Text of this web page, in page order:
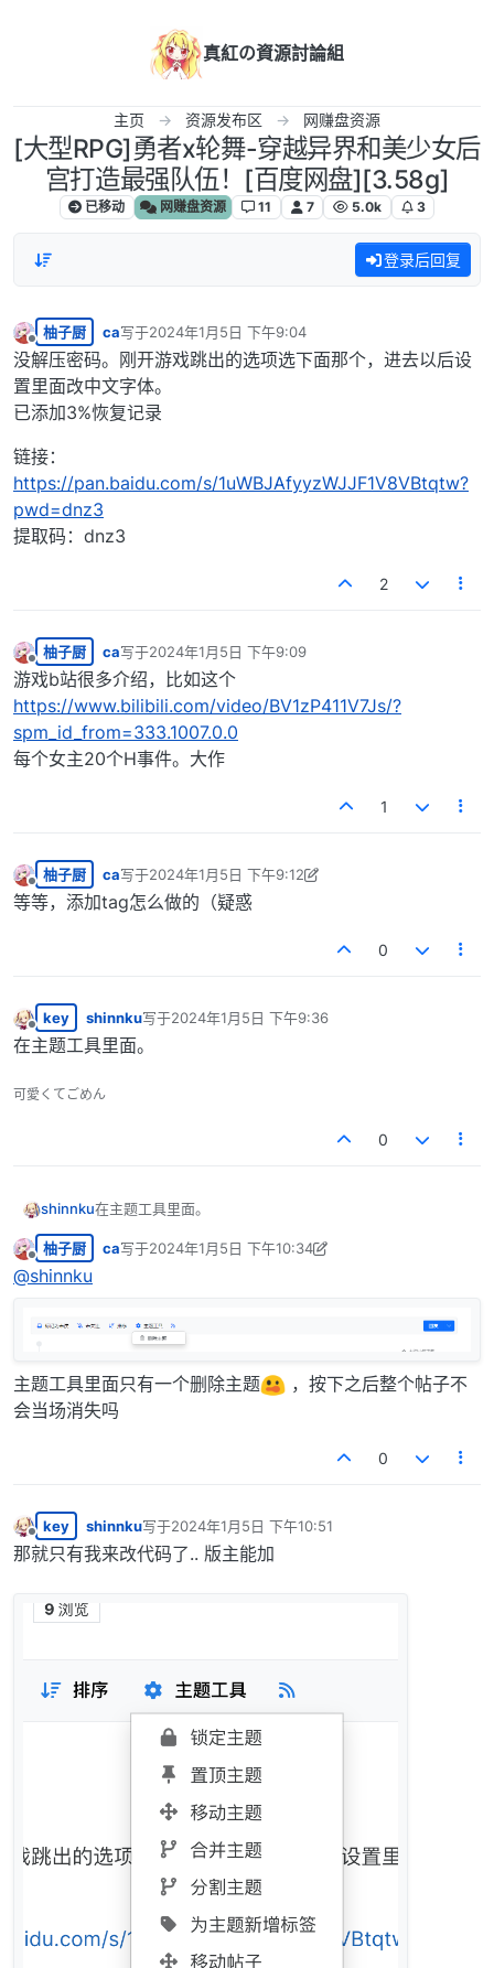
真紅の資源討論組
主页 资源发布区 网赚盘资源
[大型RPG]勇者x轮舞-穿越异界和美少女后
宫打造最强队伍！[百度网盘][3.58g]
已移动 网赚盘资源 11 7 5.0k 3
登录后回复
离线
柚子厨 ca写于2024年1月5日 下午9:04
最后由 编辑
没解压密码。刚开游戏跳出的选项选下面那个，进去以后设
置里面改中文字体。
已添加3%恢复记录
链接：
https://pan.baidu.com/s/1uWBJAfyyzWJJF1V8VBtqtw?
pwd=dnz3
提取码：dnz3
2
离线
柚子厨 ca写于2024年1月5日 下午9:09
最后由 编辑
游戏b站很多介绍，比如这个
https://www.bilibili.com/video/BV1zP411V7Js/?
spm_id_from=333.1007.0.0
每个女主20个H事件。大作
1
离线
柚子厨 ca写于2024年1月5日 下午9:12
最后由 ca 编辑2024年1月5日 下午3:14
等等，添加tag怎么做的（疑惑
0
离线
key shinnku写于2024年1月5日 下午9:36
最后由 编辑
在主题工具里面。
可愛くてごめん
0
shinnku在主题工具里面。
离线
柚子厨 ca写于2024年1月5日 下午10:34
最后由 ca 编辑2024年1月5日 下午4:42
@shinnku
主题工具里面只有一个删除主题
，按下之后整个帖子不
会当场消失吗
0
离线
key shinnku写于2024年1月5日 下午10:51
最后由 编辑
那就只有我来改代码了.. 版主能加